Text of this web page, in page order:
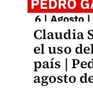
Claudia
el uso
país |
agosto